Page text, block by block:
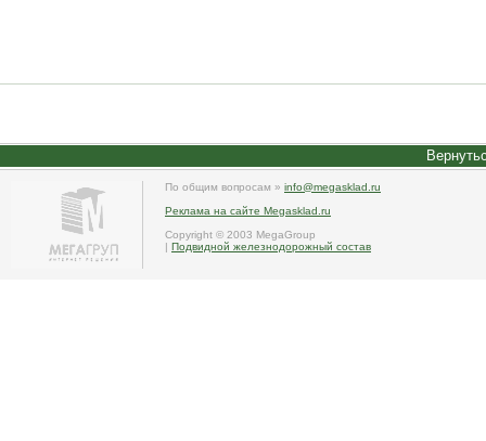
По общим вопросам » info@megasklad.ru
Реклама на сайте Megasklad.ru
Copyright © 2003 MegaGroup
| Подвидной железнодорожный состав